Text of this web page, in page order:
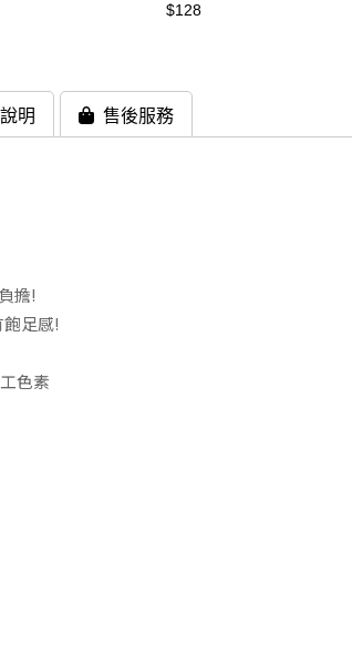
$128
明 售後服務
擔!
足感!
色素